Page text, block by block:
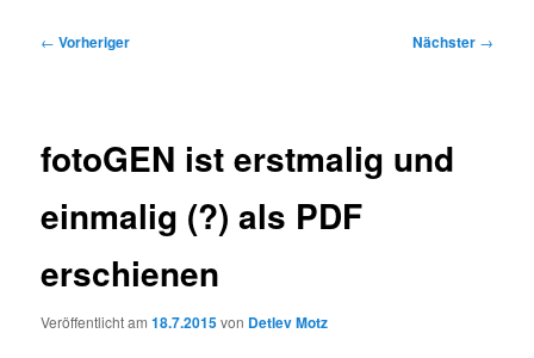
Beitragsnavigation
← Vorheriger Nächster →
fotoGEN ist erstmalig und
einmalig (?) als PDF
erschienen
Veröffentlicht am18.7.2015von Detlev Motz